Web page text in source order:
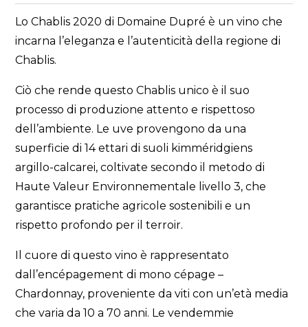
Lo Chablis 2020 di Domaine Dupré è un vino che
incarna l’eleganza e l’autenticità della regione di
Chablis.
Ciò che rende questo Chablis unico è il suo
processo di produzione attento e rispettoso
dell’ambiente. Le uve provengono da una
superficie di 14 ettari di suoli kimméridgiens
argillo-calcarei, coltivate secondo il metodo di
Haute Valeur Environnementale livello 3, che
garantisce pratiche agricole sostenibili e un
rispetto profondo per il terroir.
Il cuore di questo vino è rappresentato
dall’encépagement di mono cépage –
Chardonnay, proveniente da viti con un’età media
che varia da 10 a 70 anni. Le vendemmie